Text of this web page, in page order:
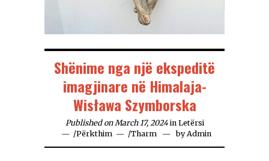
Shënime nga një ekspeditë
imagjinare në Himalaja-
Wisława Szymborska
Published on March 17, 2024 in Letërsi
/Përkthim /Tharm by Admin